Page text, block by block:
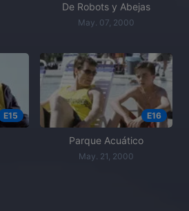
De Robots y Abejas
May. 07, 2000
E15 E16
Parque Acuático
May. 21, 2000